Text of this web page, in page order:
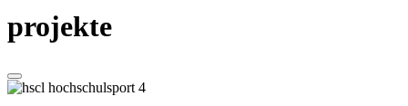
projekte